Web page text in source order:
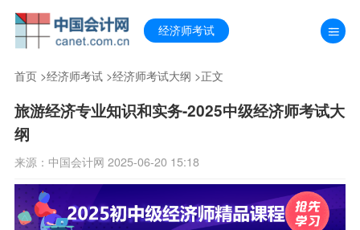
经济师考试
首页>经济师考试>经济师考试大纲 >正文
旅游经济专业知识和实务-2025中级经济师考试大
纲
来源：中国会计网 2025-06-20 15:18